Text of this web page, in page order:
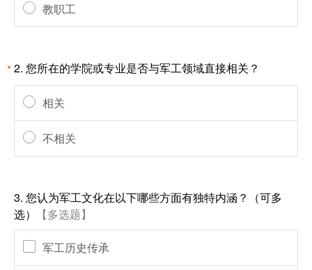
教职工
*2. 您所在的学院或专业是否与军工领域直接相关？
相关
不相关
3. 您认为军工文化在以下哪些方面有独特内涵？（可多
选）
【多选题】
军工历史传承